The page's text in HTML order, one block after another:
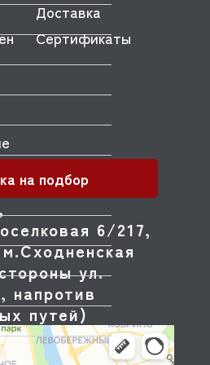
6/217,
ул.
напротив
путей)
Доставка
Сертификаты
на подбор